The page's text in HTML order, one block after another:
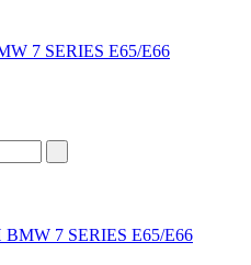
7 SERIES E65/E66
7 SERIES E65/E66